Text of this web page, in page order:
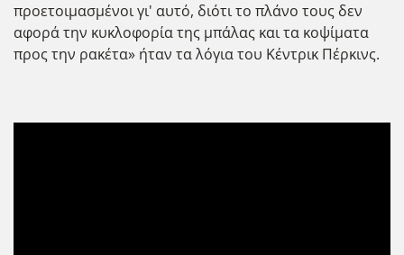
προετοιμασμένοι γι' αυτό, διότι το πλάνο τους δεν
αφορά την κυκλοφορία της μπάλας και τα κοψίματα
προς την ρακέτα» ήταν τα λόγια του Κέντρικ Πέρκινς.